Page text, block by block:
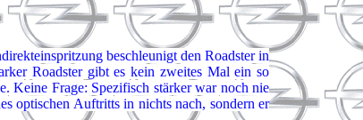
beschleunigt den Roadster in
Roadster gibt es kein zweites Mal ein so
Keine Frage: Spezifisch stärker war noch nie
optischen Auftritts in nichts nach, sondern er